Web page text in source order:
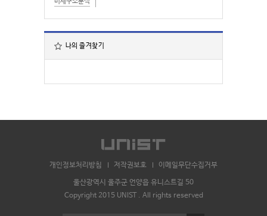
나의 즐겨찾기
개인정보처리방침 저작권보호 이메일무단수집거부
울산광역시 울주군 언양읍 유니스트길 50
Copyright 2015 UNIST . All rights reserved